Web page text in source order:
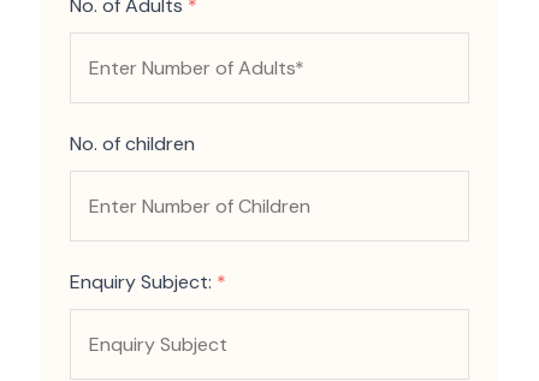
No. of Adults *
No. of children
Enquiry Subject: *